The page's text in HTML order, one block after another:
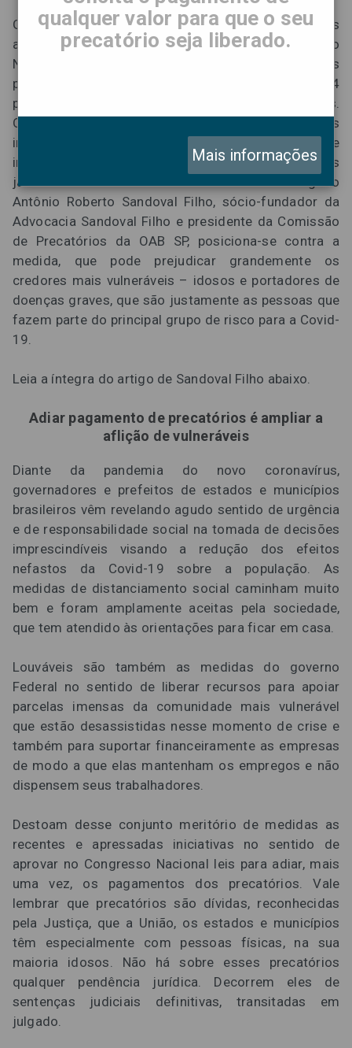
Governadores das regiões Sul e Sudeste do país
anunciaram a intenção de propor ao Congresso
Nacional medida para suspender os pagamentos dos
precatórios até abril de 2021 e para adiar, de 2024
para 2030, o prazo para a quitação total das dívidas.
O combate ao novo coronavírus e os altos
investimentos em saúde e em políticas públicas que
implicam nessa luta seriam as principais
justificativas dos líderes de estado. O advogado
Antônio Roberto Sandoval Filho, sócio-fundador da
Advocacia Sandoval Filho e presidente da Comissão
de Precatórios da OAB SP, posiciona-se contra a
medida, que pode prejudicar grandemente os
credores mais vulneráveis – idosos e portadores de
doenças graves, que são justamente as pessoas que
fazem parte do principal grupo de risco para a Covid-
19.
Leia a íntegra do artigo de Sandoval Filho abaixo.
Adiar pagamento de precatórios é ampliar a
aflição de vulneráveis
Diante da pandemia do novo coronavírus,
governadores e prefeitos de estados e municípios
brasileiros vêm revelando agudo sentido de urgência
e de responsabilidade social na tomada de decisões
imprescindíveis visando a redução dos efeitos
nefastos da Covid-19 sobre a população. As
medidas de distanciamento social caminham muito
bem e foram amplamente aceitas pela sociedade,
que tem atendido às orientações para ficar em casa.
Louváveis são também as medidas do governo
Federal no sentido de liberar recursos para apoiar
parcelas imensas da comunidade mais vulnerável
que estão desassistidas nesse momento de crise e
também para suportar financeiramente as empresas
de modo a que elas mantenham os empregos e não
dispensem seus trabalhadores.
Destoam desse conjunto meritório de medidas as
recentes e apressadas iniciativas no sentido de
aprovar no Congresso Nacional leis para adiar, mais
uma vez, os pagamentos dos precatórios. Vale
lembrar que precatórios são dívidas, reconhecidas
pela Justiça, que a União, os estados e municípios
têm especialmente com pessoas físicas, na sua
maioria idosos. Não há sobre esses precatórios
qualquer pendência jurídica. Decorrem eles de
sentenças judiciais definitivas, transitadas em
julgado.
qualquer valor para que o seu
precatório seja liberado.
Mais informações